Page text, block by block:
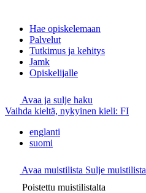
Hae opiskelemaan
Palvelut
Tutkimus ja kehitys
Jamk
Opiskelijalle
Avaa ja sulje haku
Vaihda kieltä, nykyinen kieli: FI
englanti
suomi
Avaa muistilista Sulje muistilista
Poistettu muistilistalta